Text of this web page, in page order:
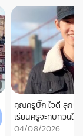
คุณครูบิ๊ก ใจดี ลูกบอ
เรียนครูจะทบทวนให้
04/08/2026